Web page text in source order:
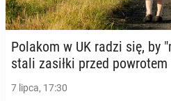
Polakom w UK radzi się, by
sta­li zasiłki przed
7 lipca, 17:30